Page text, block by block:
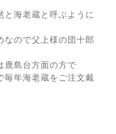
と海老蔵と呼ぶように
なので父上様の団十郎
鹿島台方面の方で
毎年海老蔵をご注文戴